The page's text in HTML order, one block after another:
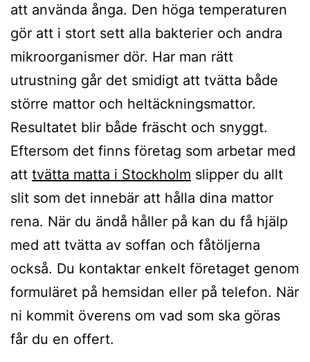
att använda ånga. Den höga temperaturen
gör att i stort sett alla bakterier och andra
mikroorganismer dör. Har man rätt
utrustning går det smidigt att tvätta både
större mattor och heltäckningsmattor.
Resultatet blir både fräscht och snyggt.
Eftersom det finns företag som arbetar med
att tvätta matta i Stockholm slipper du allt
slit som det innebär att hålla dina mattor
rena. När du ändå håller på kan du få hjälp
med att tvätta av soffan och fåtöljerna
också. Du kontaktar enkelt företaget genom
formuläret på hemsidan eller på telefon. När
ni kommit överens om vad som ska göras
får du en offert.